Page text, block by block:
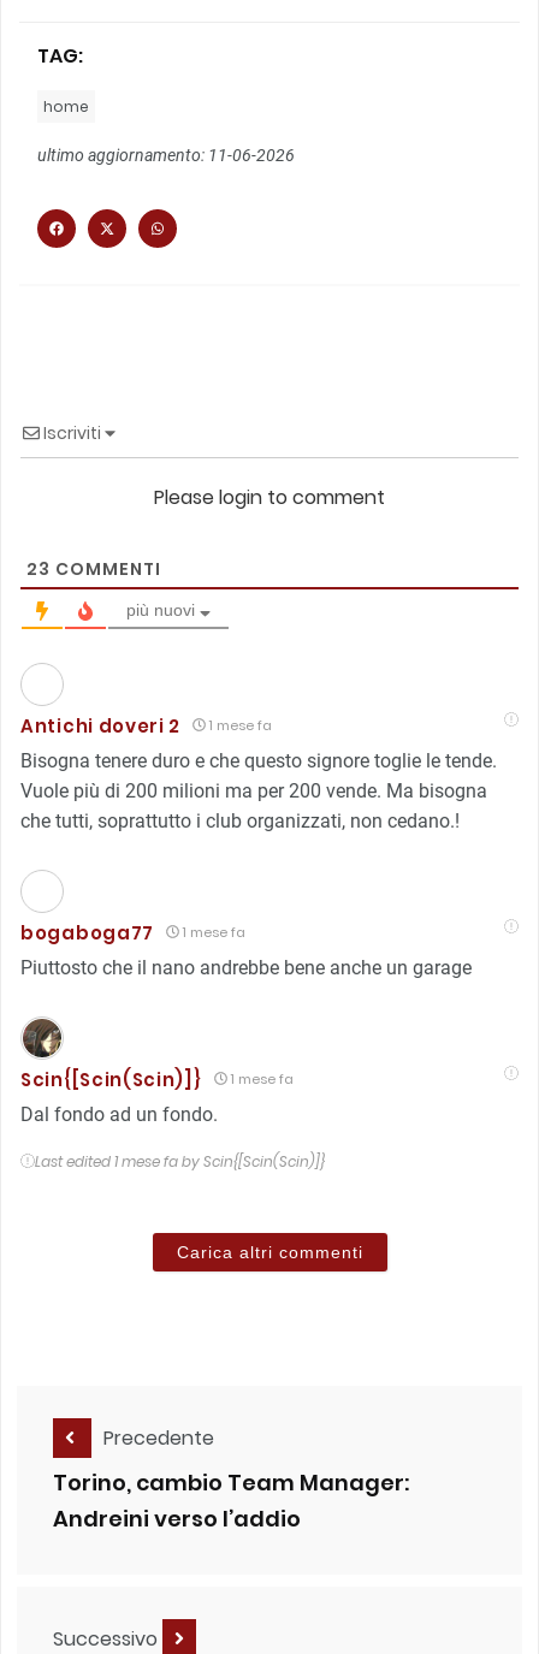
TAG:
home
ultimo aggiornamento: 11-06-2026
Iscriviti
Please login to comment
23 COMMENTI
più nuovi
Antichi doveri 2 1 mese fa
Bisogna tenere duro e che questo signore toglie le tende.
Vuole più di 200 milioni ma per 200 vende. Ma bisogna
che tutti, soprattutto i club organizzati, non cedano.!
bogaboga77 1 mese fa
Piuttosto che il nano andrebbe bene anche un garage
Scin{[Scin(Scin)]} 1 mese fa
Dal fondo ad un fondo.
Last edited 1 mese fa by Scin{[Scin(Scin)]}
Carica altri commenti
Precedente
Torino, cambio Team Manager:
Andreini verso l’addio
Successivo